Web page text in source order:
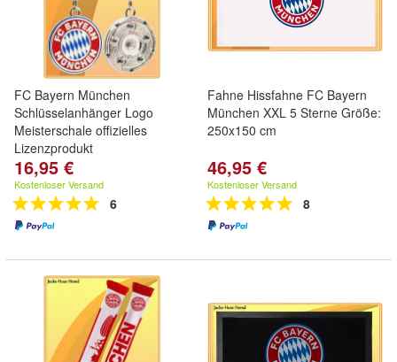
FC Bayern München
Schlüsselanhänger Logo
Meisterschale offizielles
Lizenzprodukt
16,95 €
Kostenloser Versand
6
Fahne Hissfahne FC Bayern
München XXL 5 Sterne Größe:
250x150 cm
46,95 €
Kostenloser Versand
8